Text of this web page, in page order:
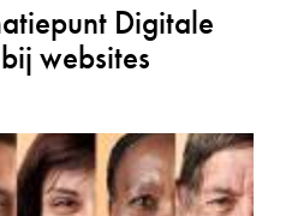
Digitale
websites